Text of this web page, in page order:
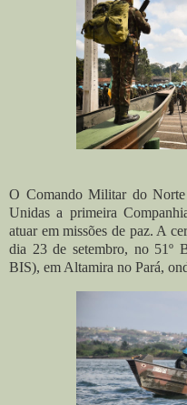
O Comando Militar do Norte
Unidas a primeira
atuar em missões de paz. A
dia 23 de setembro, no 51º
BIS), em Altamira no Pará,